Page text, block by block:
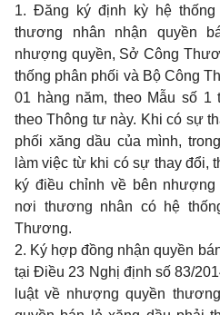
1. Đăng ký định kỳ hệ
thương nhân nhận quyền
nhượng quyền, Sở Công
thống phân phối và Bộ Công
01 hàng năm, theo Mẫu số 1
theo Thông tư này. Khi có sự
phối xăng dầu của mình,
làm việc từ khi có sự thay đổi,
ký điều chỉnh về bên
nơi thương nhân có hệ
Thương.
2. Ký hợp đồng nhận quyền
tại Điều 23 Nghị định số83/
luật về nhượng quyền